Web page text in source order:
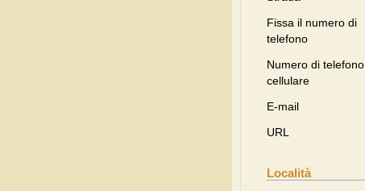
Fissa il numero di
telefono
Numero di telefono
cellulare
E-mail
URL
Località